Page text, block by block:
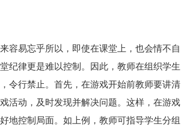
容易忘乎所以，即使在课堂上，也会情不自
纪律更是难以控制。因此，教师在组织学生
令行禁止。首先，在游戏开始前教师要讲清
活动，及时发现并解决问题。这样，在游戏
地控制局面。如上例，教师可指导学生分组